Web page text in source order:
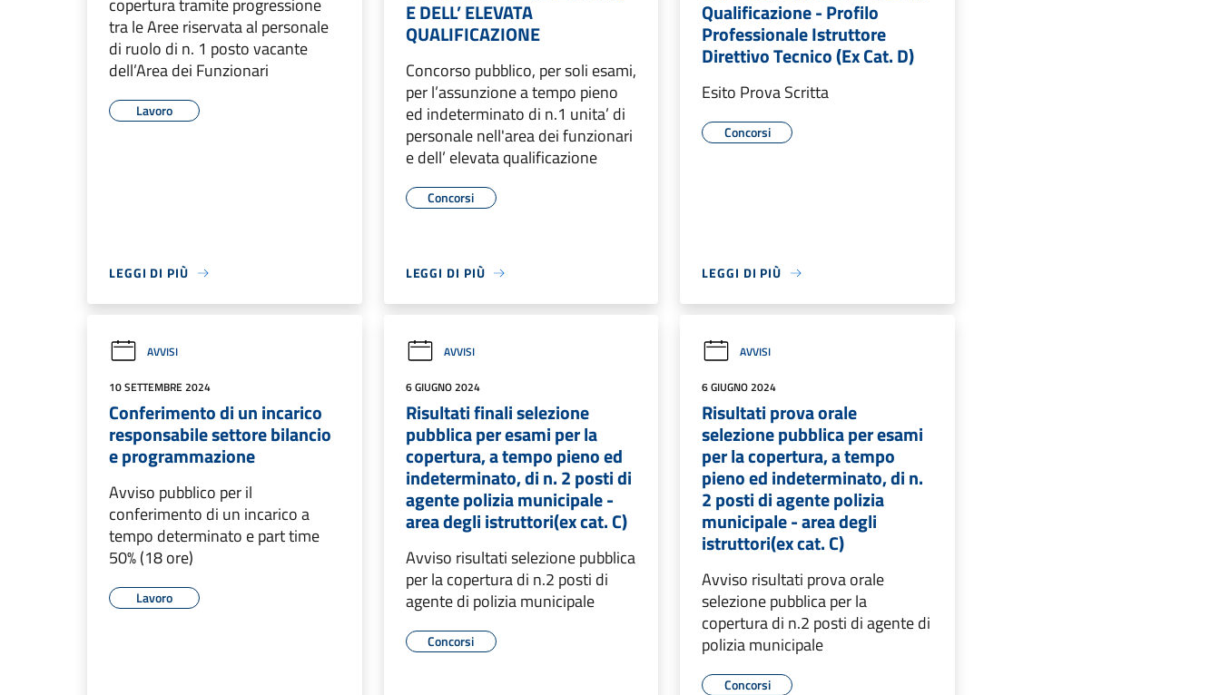
copertura tramite progressione
tra le Aree riservata al personale
di ruolo di n. 1 posto vacante
dell’Area dei Funzionari
Lavoro
LEGGI DI PIÙ
E DELL’ ELEVATA
QUALIFICAZIONE
Concorso pubblico, per soli esami,
per l’assunzione a tempo pieno
ed indeterminato di n.1 unita’ di
personale nell'area dei funzionari
e dell’ elevata qualificazione
Concorsi
LEGGI DI PIÙ
Qualificazione - Profilo
Professionale Istruttore
Direttivo Tecnico (Ex Cat. D)
Esito Prova Scritta
Concorsi
LEGGI DI PIÙ
AVVISI
10 SETTEMBRE 2024
Conferimento di un incarico
responsabile settore bilancio
e programmazione
Avviso pubblico per il
conferimento di un incarico a
tempo determinato e part time
50% (18 ore)
Lavoro
AVVISI
6 GIUGNO 2024
Risultati finali selezione
pubblica per esami per la
copertura, a tempo pieno ed
indeterminato, di n. 2 posti di
agente polizia municipale -
area degli istruttori(ex cat. C)
Avviso risultati selezione pubblica
per la copertura di n.2 posti di
agente di polizia municipale
Concorsi
AVVISI
6 GIUGNO 2024
Risultati prova orale
selezione pubblica per esami
per la copertura, a tempo
pieno ed indeterminato, di n.
2 posti di agente polizia
municipale - area degli
istruttori(ex cat. C)
Avviso risultati prova orale
selezione pubblica per la
copertura di n.2 posti di agente di
polizia municipale
Concorsi